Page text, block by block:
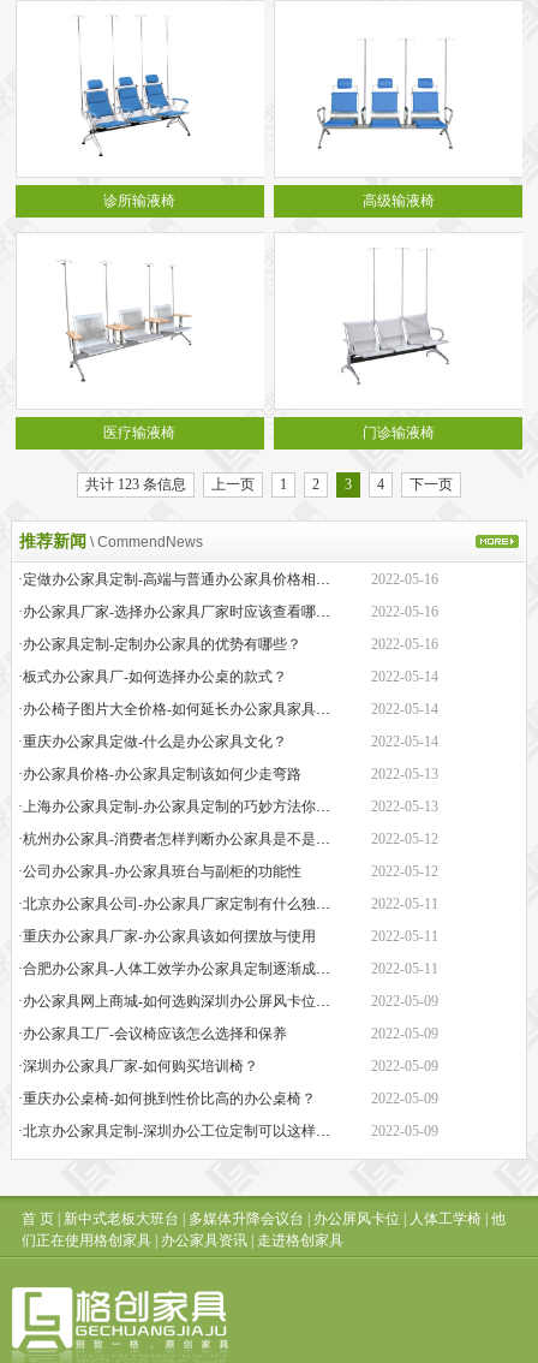
诊所输液椅 高级输液椅
医疗输液椅 门诊输液椅
共计 123 条信息 上一页 1 2 3 4 下一页
推荐新闻 \ CommendNews
2022-05-16
·办公家具厂家-选择办公家具厂家时应该查看哪些方面？
2022-05-16
·办公家具定制-定制办公家具的优势有哪些？
2022-05-16
·板式办公家具厂-如何选择办公桌的款式？
2022-05-14
·办公椅子图片大全价格-如何延长办公家具家具的保质期？
2022-05-14
·重庆办公家具定做-什么是办公家具文化？
2022-05-14
·办公家具价格-办公家具定制该如何少走弯路
2022-05-13
·上海办公家具定制-办公家具定制的巧妙方法你知道吗
2022-05-13
2022-05-12
·公司办公家具-办公家具班台与副柜的功能性
2022-05-12
2022-05-11
·重庆办公家具厂家-办公家具该如何摆放与使用
2022-05-11
·合肥办公家具-人体工效学办公家具定制逐渐成为新潮流
2022-05-11
2022-05-09
·办公家具工厂-会议椅应该怎么选择和保养
2022-05-09
·深圳办公家具厂家-如何购买培训椅？
2022-05-09
·重庆办公桌椅-如何挑到性价比高的办公桌椅？
2022-05-09
·北京办公家具定制-深圳办公工位定制可以这样操作
2022-05-09
首 页| 新中式老板大班台 | 多媒体升降会议台 | 办公屏风卡位 | 人体工学椅| 他
们正在使用格创家具| 办公家具资讯| 走进格创家具